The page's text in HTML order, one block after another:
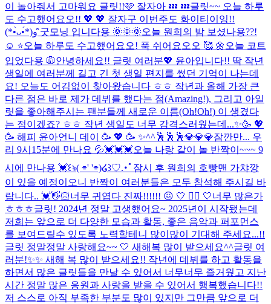
이 놀아줘서 고마워요 글릿!!🩷 잘자아 💤 💤글릿~~ 오늘 하루
도 수고했어요오!! 💖 💖 잘자구 이번주도 화이티이잉!!‎⁦‪‎⁦‪
(*•̀ᴗ•́*)و ̑̑굿모닝 입니다용 🌞🌞🌞오늘 원희의 밤 보셨나용??!
☺️ ⭐오늘 하루도 수고했어요오! 푹 쉬어요오오 🥰 🌼 오늘 코트
입었다용 🧥안녕하세요!! 글릿 여러분💖 윤아입니다!! 딱 작년
생일에 여러분께 길고 긴 첫 생일 편지를 썼던 기억이 나는데
요! 오늘도 어김없이 찾아왔습니다 ㅎㅎ 작년과 올해 가장 큰
다른 점은 바로 제가 데뷔를 했다는 점(Amazing!), 그리고 아일
릿을 좋아해주시는 팬분들께 새로운 이름(Oh!Oh!) 이 생겼다
는 점이겠죠? ㅎㅎ 작년 생일도 너무 감격스러웠는데...✨🥳 💖
🥳 해피 윤아언니 데이 🥳 💖 🥳 ✨^^🕺🕺🕺💎💎💎잠깐만... 우
리 9시15분에 만나요 💦💓💓💓오늘 나랑 같이 놀 반짝이~~~ 9
시에 만나용 💓꒰ঌ( ⌯' '⌯)໒꒱♡.･ﾟ 잠시 후 원희의 호빵맨 가챠깡
이 있을 예정이오니 반짝이 여러분들은 모두 참석해 주시길 바
랍니다.. 💓👋🏻너무 귀엽다 진짜!!!!!! 😖 🤍 🤦‍♀️ 🤍너무 많은가
ㅎㅎㅎ글릿! 2024년 정말 고생했어요~ 2025년이 시작됐는데
저희는 앞으로 더 다양한 모습과 활동, 좋은 음악과 퍼포먼스
를 보여드릴수 있도록 노력할테니 많이많이 기대해 주세요...!!
글릿 정말정말 사랑해요~~ 🤍 새해복 많이 받으세요^^글릿 여
러분!✨✨ 새해 복 많이 받으세요!! 작년에 데뷔를 하고 활동을
하면서 많은 글릿들을 만날 수 있어서 너무너무 즐거웠고 지난
시간 정말 많은 응원과 사랑을 받을 수 있어서 행복했습니다!!
저 스스로 아직 부족한 부분도 많이 있지만 그만큼 앞으로 더